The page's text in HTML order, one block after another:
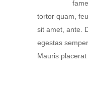
tortor quam,
sit amet, ante.
egestas
Mauris placerat